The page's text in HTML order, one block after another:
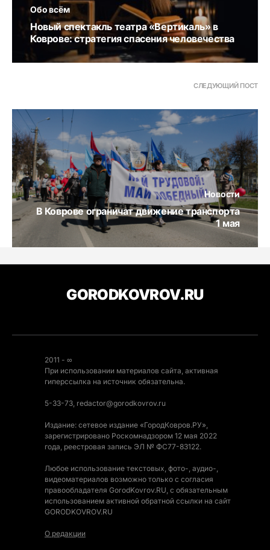
Обо всём
Новый спектакль театра «Вертикаль» в
Коврове: стратегия спасения человечества
СЛЕДУЮЩИЙ ПОСТ
Новости
В Коврове ограничат движение транспорта
1 мая
GORODKOVROV.RU
2011 - ∞
При использовании материалов сайта, активная
гиперссылка на источник обязательна.
5-33-73, redactor@gorodkovrov.ru
Издание: сетевое издание «ГородКовров.РУ»,
зарегистрировано Роскомнадзором 12 мая 2022
года, реестровая запись ЭЛ № ФС77-83122.
Любое использование текстовых, фото-, аудио-,
видеоматериалов возможно только с согласия
правообладателя GorodKovrov.RU, с обязательным
использованием активной обратной ссылки на сайт
GORODKOVROV.RU
О редакции